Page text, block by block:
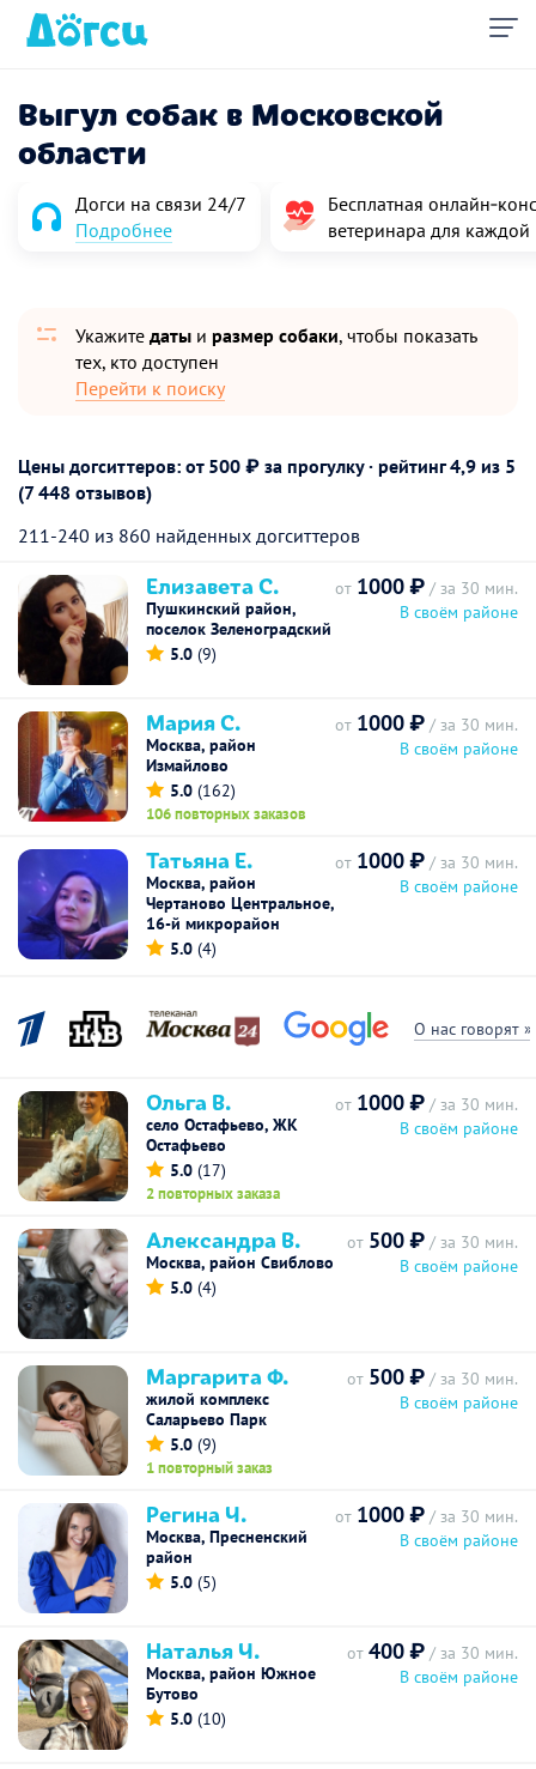
Выгул собак в Московской
области
Догси на связи 24/7
Подробнее
Бесплатная
ветеринара для
Укажите даты и размер собаки, чтобы показать
тех, кто доступен
Перейти к поиску
Цены догситтеров: от 500 ₽ за прогулку · рейтинг4,9 из 5
(7 448 отзывов)
211-240 из 860 найденных догситтеров
Елизавета С.
Пушкинский район,
поселок Зеленоградский
5.0 (9)
от 1000 ₽ / за 30 мин.
В своём районе
Мария С.
Москва, район
Измайлово
5.0 (162)
106 повторных заказов
от 1000 ₽ / за 30 мин.
В своём районе
Татьяна Е.
Москва, район
Чертаново Центральное,
16-й микрорайон
5.0 (4)
от 1000 ₽ / за 30 мин.
В своём районе
О нас говорят »
Ольга В.
село Остафьево, ЖК
Остафьево
5.0 (17)
2 повторных заказа
от 1000 ₽ / за 30 мин.
В своём районе
Александра В.
Москва, район Свиблово
5.0 (4)
от 500 ₽ / за 30 мин.
В своём районе
Маргарита Ф.
жилой комплекс
Саларьево Парк
5.0 (9)
1 повторный заказ
от 500 ₽ / за 30 мин.
В своём районе
Регина Ч.
Москва, Пресненский
район
5.0 (5)
от 1000 ₽ / за 30 мин.
В своём районе
Наталья Ч.
Москва, район Южное
Бутово
5.0 (10)
от 400 ₽ / за 30 мин.
В своём районе